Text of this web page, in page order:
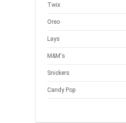
Twix
Oreo
Lays
M&M's
Snickers
Candy Pop